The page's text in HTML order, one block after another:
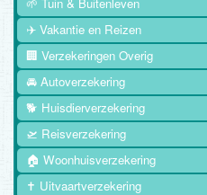
✈️ Vakantie en Reizen
🏢 Verzekeringen Overig
🚘 Autoverzekering
🐕 Huisdierverzekering
🛫 Reisverzekering
🏠 Woonhuisverzekering
✝️ Uitvaartverzekering